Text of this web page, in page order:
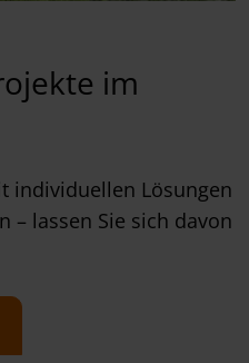
im
individuellen Lösungen
– lassen Sie sich davon